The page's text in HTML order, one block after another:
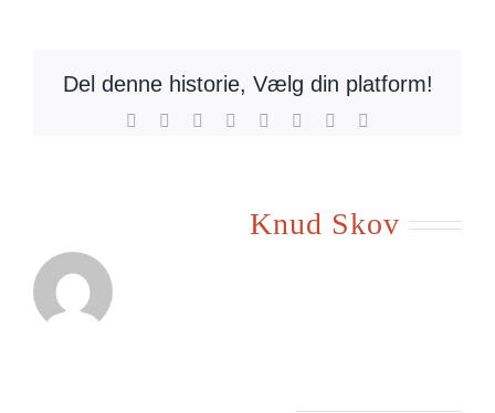
Del denne historie, Vælg din platform!
Facebook Reddit LinkedIn
TumblrPinterest
Knud Skov